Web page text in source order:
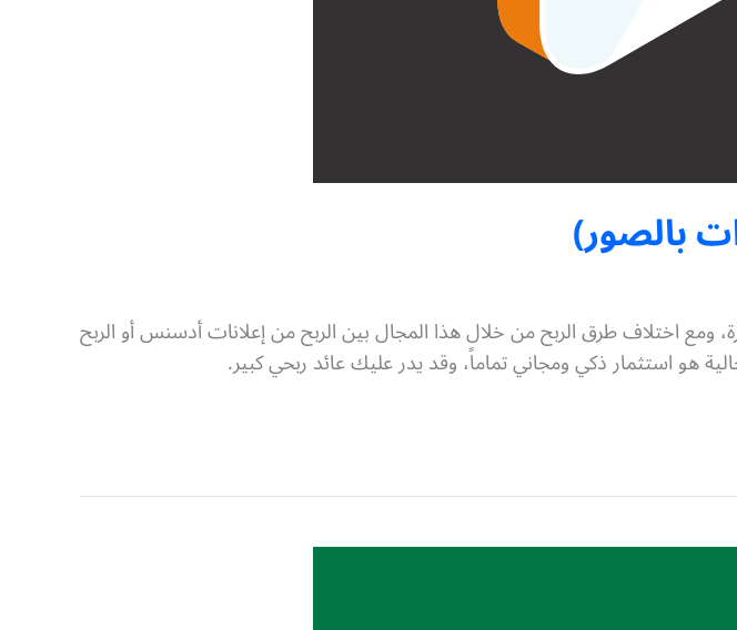
بالصور)
ومع اختلاف طرق الربح من خلال هذا المجال بين الربح من إعلانات أدسنس أو الربح
هو استثمار ذكي ومجاني تماماً، وقد يدر عليك عائد ربحي كبير.